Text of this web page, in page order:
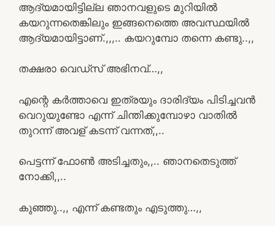
ആദ്യമായിട്ടില്ല ഞാനവളുടെ മുറിയിൽ
കയറുന്നതെങ്കിലും ഇങ്ങനെത്തെ അവസ്ഥയിൽ
ആദ്യമായിട്ടാണ്.,,,.. കയറുമ്പോ തന്നെ കണ്ടു..,,
തക്ഷരാ വെഡ്സ് അഭിനവ്…,,
എന്റെ കർത്താവെ ഇത്രയും ദാരിദ്യം പിടിച്ചവൻ
വെറുയുണ്ടോ എന്ന് ചിന്തിക്കുമ്പോഴാ വാതിൽ
തുറന്ന് അവള് കടന്ന് വന്നത്,,..
പെട്ടന്ന് ഫോൺ അടിച്ചതും,,.. ഞാനതെടുത്ത്
നോക്കി,,..
കുഞ്ഞു..,, എന്ന് കണ്ടതും എടുത്തു…,,